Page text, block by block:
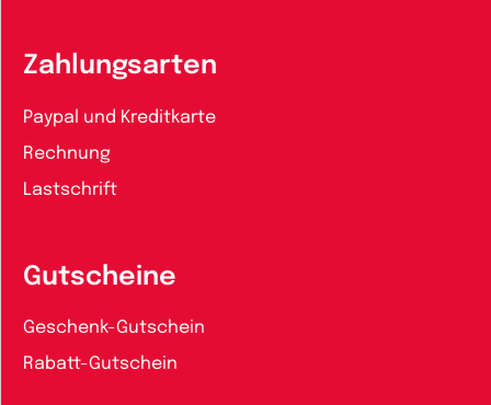
Zahlungsarten
Paypal und Kreditkarte
Rechnung
Lastschrift
Gutscheine
Geschenk-Gutschein
Rabatt-Gutschein